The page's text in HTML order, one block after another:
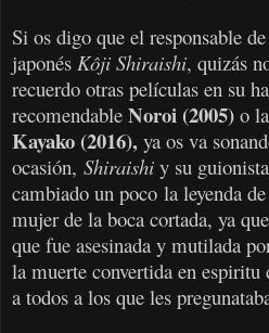
Si os digo que el responsable de
japonés Kôji Shiraishi, quizás
recuerdo otras películas en su
recomendable Noroi (2005) o
Kayako (2016), ya os va
ocasión, Shiraishi y su
cambiado un poco la leyenda
mujer de la boca cortada, ya
que fue asesinada y mutilada
la muerte convertida en espiritu
a todos a los que les